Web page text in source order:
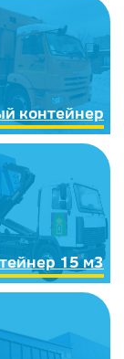
контейнер
15 м3